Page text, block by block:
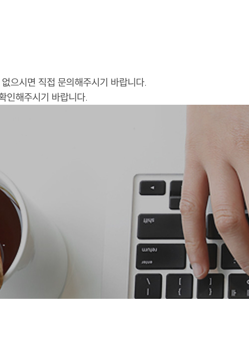
으시면 직접 문의해주시기 바랍니다.
인해주시기 바랍니다.